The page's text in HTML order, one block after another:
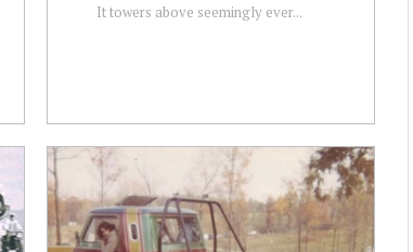
It towers above seemingly ever...